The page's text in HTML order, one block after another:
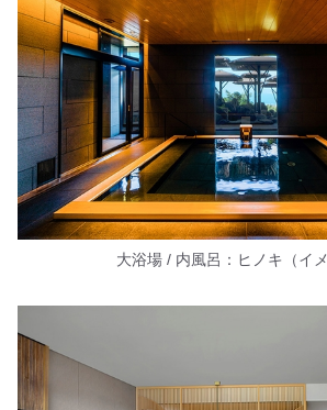
大浴場 / 内風呂：ヒノキ（イメ